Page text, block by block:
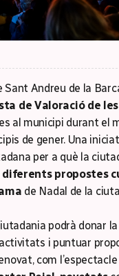
Sant Andreu de la
de Valoració de
al municipi durant el
de gener. Una
per a què la
diferents propostes
de Nadal de la
podrà donar
i puntuar
com